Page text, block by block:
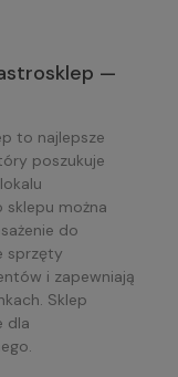
—
to najlepsze
poszukuje
sklepu można
do
sprzęty
i zapewniają
Sklep
dla